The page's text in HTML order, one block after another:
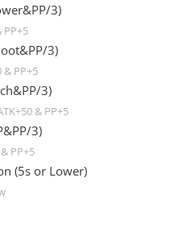
3)
PP+5
3)
& PP+5
3)
& PP+5
3)
PP+5
(5s or Lower)